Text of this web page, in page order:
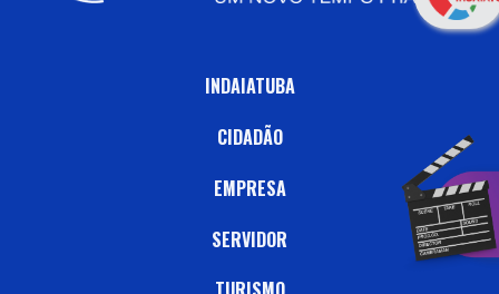
INDAIATUBA
CIDADÃO
EMPRESA
SERVIDOR